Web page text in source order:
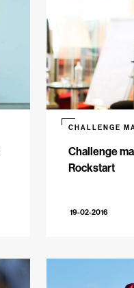
Challenge
Rockstart
CHALLENGE
19-02-2016